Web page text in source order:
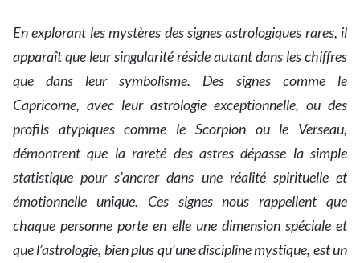
En explorant les mystères des signes astrologiques rares, il
apparaît que leur singularité réside autant dans les chiffres
que dans leur symbolisme. Des signes comme le
Capricorne, avec leur astrologie exceptionnelle, ou des
profils atypiques comme le Scorpion ou le Verseau,
démontrent que la rareté des astres dépasse la simple
statistique pour s’ancrer dans une réalité spirituelle et
émotionnelle unique. Ces signes nous rappellent que
chaque personne porte en elle une dimension spéciale et
que l’astrologie, bien plus qu’une discipline mystique, est un